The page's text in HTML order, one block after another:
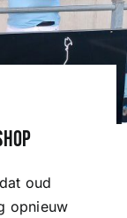
oud
opnieuw